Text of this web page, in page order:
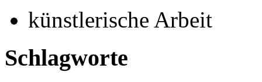
künstlerische Arbeit
Schlagworte